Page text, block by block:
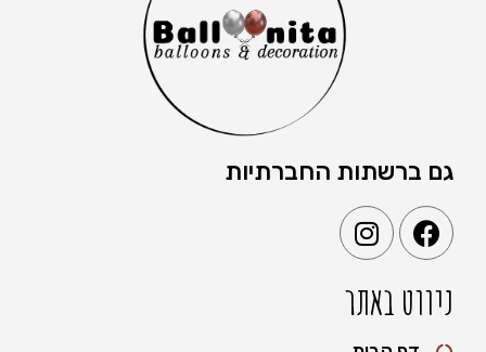
גם ברשתות החברתיות
ניווט באתר